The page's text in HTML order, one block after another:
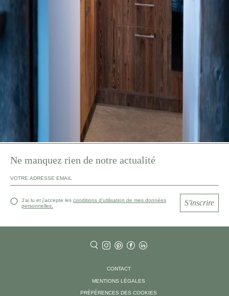
Ne manquez rien de notre actualité
J’ai lu et j’accepte les conditions d’utilisation de mes données
personnelles.
S'inscrire
CONTACT
MENTIONS LÉGALES
PRÉFÉRENCES DES COOKIES